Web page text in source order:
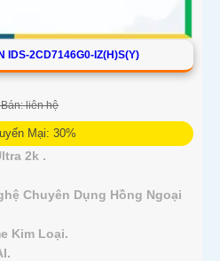
IDS-2CD7146G0-IZ(H)S(Y)
liên hệ
Mại: 30%
2k .
Chuyên Dụng Hồng Ngoại
Kim Loại.